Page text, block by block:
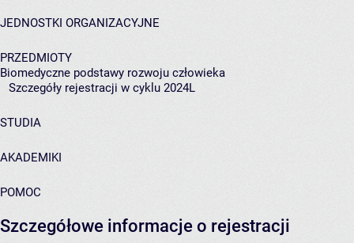
JEDNOSTKI ORGANIZACYJNE
PRZEDMIOTY
Biomedyczne podstawy rozwoju człowieka
Szczegóły rejestracji w cyklu 2024L
STUDIA
AKADEMIKI
POMOC
Szczegółowe informacje o rejestracji